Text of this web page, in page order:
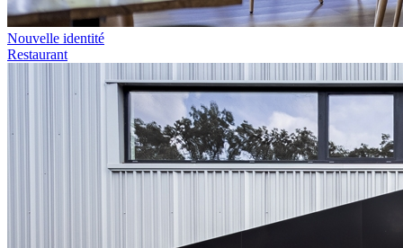
Nouvelle identité
Restaurant